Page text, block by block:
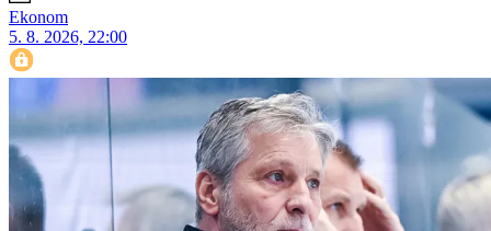
Ekonom
5. 8. 2026, 22:00